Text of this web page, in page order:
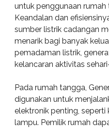
untuk penggunaan rumah
Keandalan dan
sumber listrik cadangan
menarik bagi banyak
pemadaman listrik,
kelancaran aktivitas
Pada rumah tangga,
digunakan untuk
elektronik penting, seperti
lampu. Pemilik rumah